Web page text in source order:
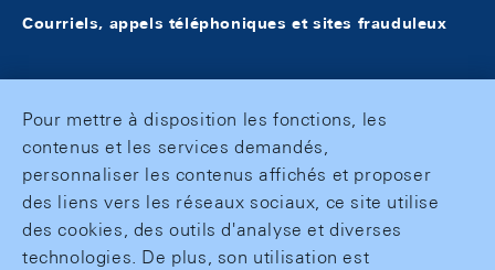
Courriels, appels téléphoniques et sites frauduleux
Pour mettre à disposition les fonctions, les
contenus et les services demandés,
personnaliser les contenus affichés et proposer
des liens vers les réseaux sociaux, ce site utilise
des cookies, des outils d'analyse et diverses
technologies. De plus, son utilisation est